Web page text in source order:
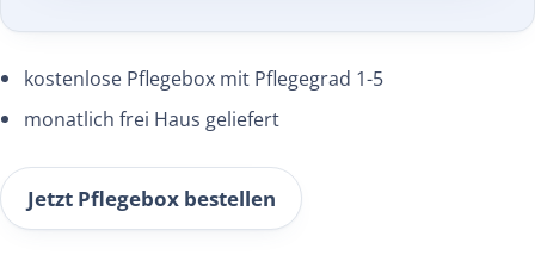
kostenlose Pflegebox mit Pflegegrad 1-5
monatlich frei Haus geliefert
Jetzt Pflegebox bestellen